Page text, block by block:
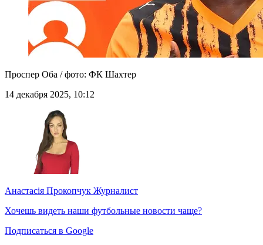
Проспер Оба / фото: ФК Шахтер
14 декабря 2025, 10:12
Анастасія Прокопчук Журналист
Хочешь видеть наши футбольные новости чаще?
Подписаться в Google